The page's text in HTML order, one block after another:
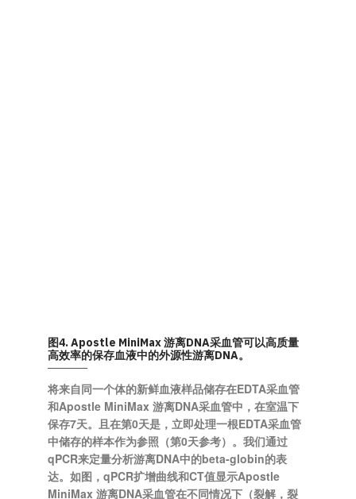
图4. Apostle MiniMax 游离DNA采血管可以高质量
高效率的保存血液中的外源性游离DNA。
将来自同一个体的新鲜血液样品储存在EDTA采血管
和Apostle MiniMax 游离DNA采血管中，在室温下
保存7天。且在第0天是，立即处理一根EDTA采血管
中储存的样本作为参照（第0天参考）。我们通过
qPCR来定量分析游离DNA中的beta-globin的表
达。如图，qPCR扩增曲线和CT值显示Apostle
MiniMax 游离DNA采血管在不同情况下（裂解，裂